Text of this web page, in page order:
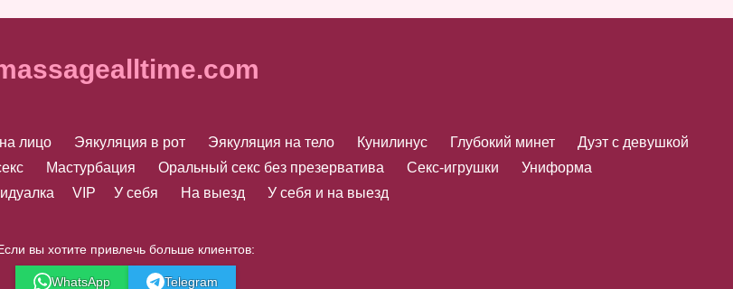
лицо Эякуляция в рот Эякуляция на тело Кунилинус Глубокий минет
Дуэт с девушкой
Мастурбация Оральный секс без презерватива Секс-игрушки
Униформа
VIP У себя На выезд У себя и на выезд
вы хотите привлечь больше клиентов:
WhatsApp Telegram